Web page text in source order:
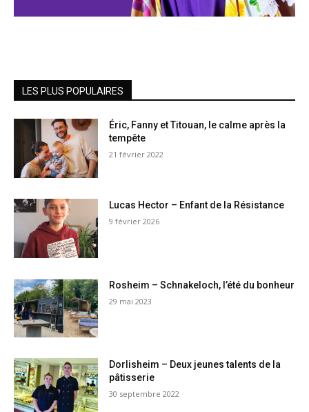
LES PLUS POPULAIRES
Éric, Fanny et Titouan, le calme après la
tempête
21 février 2022
Lucas Hector – Enfant de la Résistance
9 février 2026
Rosheim – Schnakeloch, l’été du bonheur
29 mai 2023
Dorlisheim – Deux jeunes talents de la
pâtisserie
30 septembre 2022